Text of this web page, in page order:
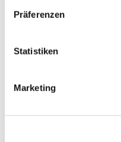
Präferenzen
Statistiken
Marketing